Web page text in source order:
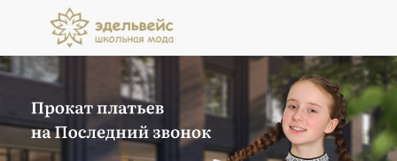
Прокат платьев
на Последний звонок